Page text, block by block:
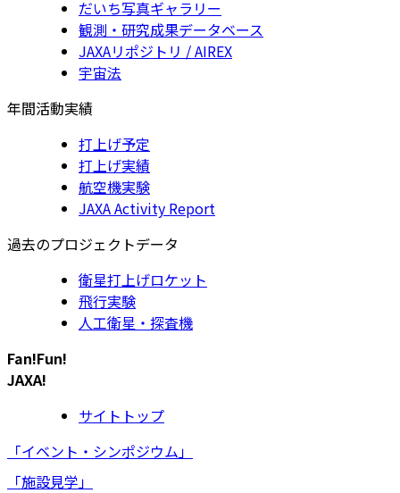
だいち写真ギャラリー
観測・研究成果データベース
JAXAリポジトリ / AIREX
宇宙法
年間活動実績
打上げ予定
打上げ実績
航空機実験
JAXA Activity Report
過去のプロジェクトデータ
衛星打上げロケット
飛行実験
人工衛星・探査機
Fan!Fun!
JAXA!
サイトトップ
「イベント・シンポジウム」
「施設見学」